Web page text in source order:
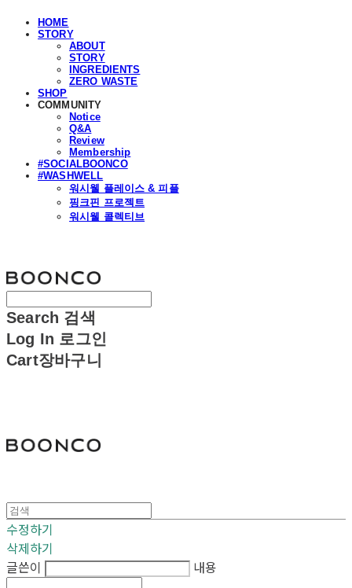
HOME
STORY
ABOUT
STORY
INGREDIENTS
ZERO WASTE
SHOP
COMMUNITY
Notice
Q&A
Review
Membership
#SOCIALBOONCO
#WASHWELL
워시웰 플레이스 & 피플
핑크핀 프로젝트
워시웰 콜렉티브
Search 검색
Log In 로그인
Cart장바구니
수정하기
삭제하기
글쓴이
내용